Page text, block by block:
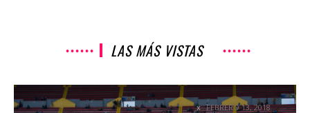
LAS MÁS VISTAS
CAZAN A BRAVOS EN GUADALAJARA
UNCATEGORIZED FEBRERO 13, 2018